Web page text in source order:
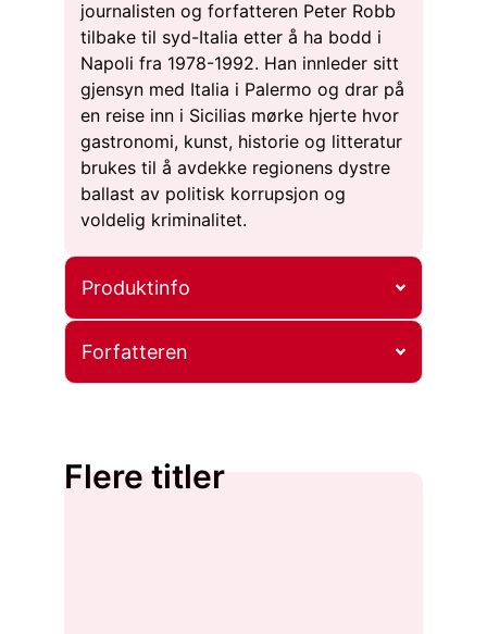
journalisten og forfatteren Peter Robb
tilbake til syd-Italia etter å ha bodd i
Napoli fra 1978-1992. Han innleder sitt
gjensyn med Italia i Palermo og drar på
en reise inn i Sicilias mørke hjerte hvor
gastronomi, kunst, historie og litteratur
brukes til å avdekke regionens dystre
ballast av politisk korrupsjon og
voldelig kriminalitet.
Produktinfo
Forfatteren
Flere titler